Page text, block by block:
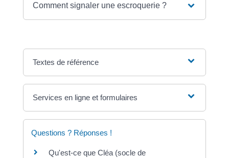
Comment signaler une escroquerie ?
Textes de référence
Services en ligne et formulaires
Questions ? Réponses !
Qu'est-ce que Cléa (socle de